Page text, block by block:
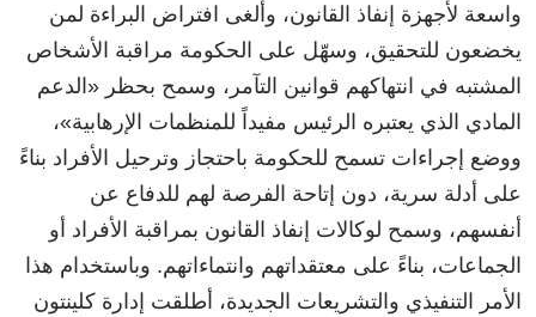
واسعة لأجهزة إنفاذ القانون، وألغى افتراض البراءة لمن
يخضعون للتحقيق، وسهّل على الحكومة مراقبة الأشخاص
المشتبه في انتهاكهم قوانين التآمر، وسمح بحظر «الدعم
المادي الذي يعتبره الرئيس مفيداً للمنظمات الإرهابية»،
ووضع إجراءات تسمح للحكومة باحتجاز وترحيل الأفراد بناءً
على أدلة سرية، دون إتاحة الفرصة لهم للدفاع عن
أنفسهم، وسمح لوكالات إنفاذ القانون بمراقبة الأفراد أو
الجماعات، بناءً على معتقداتهم وانتماءاتهم. وباستخدام هذا
الأمر التنفيذي والتشريعات الجديدة، أطلقت إدارة كلينتون